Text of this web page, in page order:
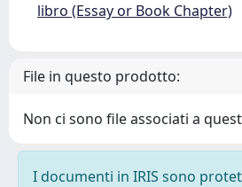
libro (Essay or Book Chapter)
File in questo prodotto:
Non ci sono file associati a
I documenti in IRIS sono